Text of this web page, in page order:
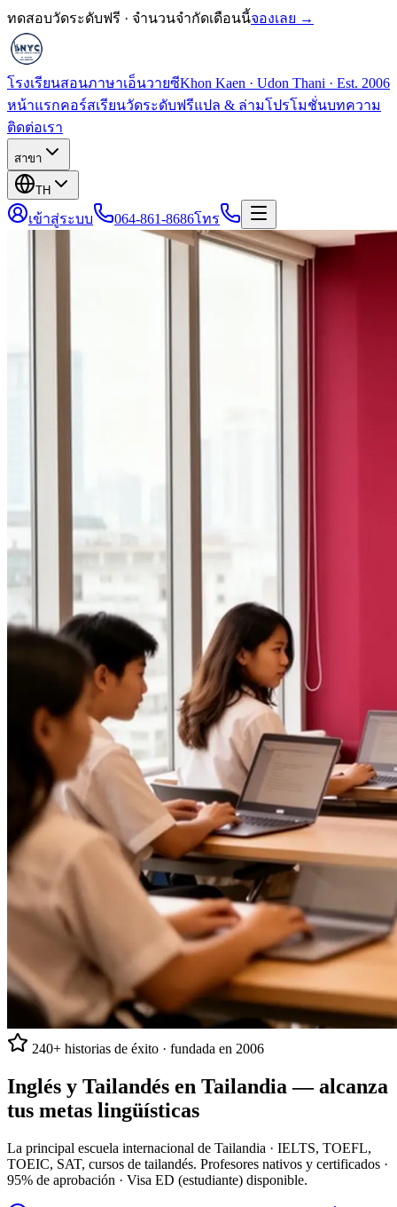
ทดสอบวัดระดับฟรี · จำนวนจำกัดเดือนนี้จองเลย →
โรงเรียนสอนภาษาเอ็นวายซีKhon Kaen · Udon Thani · Est. 2006
หน้าแรกคอร์สเรียนวัดระดับฟรีแปล & ล่ามโปรโมชั่นบทความ
ติดต่อเรา
สาขา
TH
เข้าสู่ระบบ 064-861-8686โทร
240+ historias de éxito · fundada en 2006
Inglés y Tailandés en Tailandia —alcanza
tus metas lingüísticas
La principal escuela internacional de Tailandia · IELTS, TOEFL,
TOEIC, SAT, cursos de tailandés. Profesores nativos y certificados ·
95% de aprobación · Visa ED (estudiante) disponible.